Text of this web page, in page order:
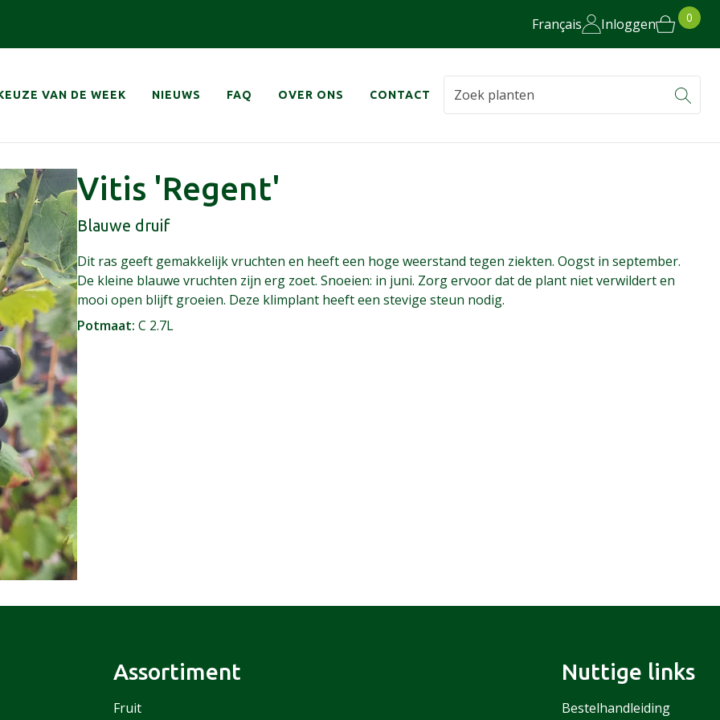
Français Inloggen 0
VAN DE WEEK NIEUWS FAQ OVER ONS CONTACT
Vitis 'Regent'
Blauwe druif
Dit ras geeft gemakkelijk vruchten en heeft een hoge weerstand tegen ziekten. Oogst in september.
De kleine blauwe vruchten zijn erg zoet. Snoeien: in juni. Zorg ervoor dat de plant niet verwildert en
mooi open blijft groeien. Deze klimplant heeft een stevige steun nodig.
Potmaat C 2.7L
Assortiment
Fruit
Nuttige links
Bestelhandleiding